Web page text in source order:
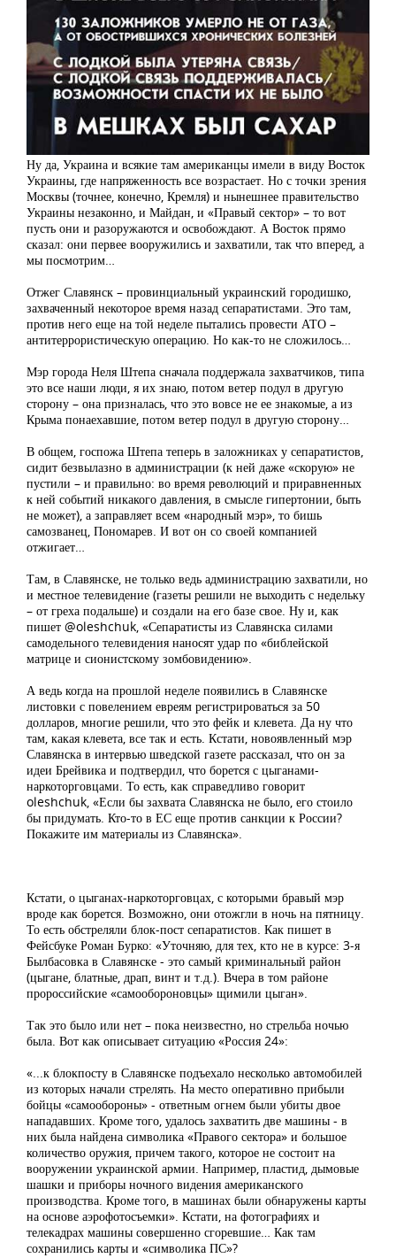
Ну да, Украина и всякие там американцы имели в виду Восток
Украины, где напряженность все возрастает. Но с точки зрения
Москвы (точнее, конечно, Кремля) и нынешнее правительство
Украины незаконно, и Майдан, и «Правый сектор» – то вот
пусть они и разоружаются и освобождают. А Восток прямо
сказал: они первее вооружились и захватили, так что вперед, а
мы посмотрим…
Отжег Славянск – провинциальный украинский городишко,
захваченный некоторое время назад сепаратистами. Это там,
против него еще на той неделе пытались провести АТО –
антитеррористическую операцию. Но как-то не сложилось…
Мэр города Неля Штепа сначала поддержала захватчиков, типа
это все наши люди, я их знаю, потом ветер подул в другую
сторону – она призналась, что это вовсе не ее знакомые, а из
Крыма понаехавшие, потом ветер подул в другую сторону…
В общем, госпожа Штепа теперь в заложниках у сепаратистов,
сидит безвылазно в администрации (к ней даже «скорую» не
пустили – и правильно: во время революций и приравненных
к ней событий никакого давления, в смысле гипертонии, быть
не может), а заправляет всем «народный мэр», то бишь
самозванец, Пономарев. И вот он со своей компанией
отжигает…
Там, в Славянске, не только ведь администрацию захватили, но
и местное телевидение (газеты решили не выходить с недельку
– от греха подальше) и создали на его базе свое. Ну и, как
пишет @oleshchuk, «Сепаратисты из Славянска силами
самодельного телевидения наносят удар по «библейской
матрице и сионистскому зомбовидению».
А ведь когда на прошлой неделе появились в Славянске
листовки с повелением евреям регистрироваться за 50
долларов, многие решили, что это фейк и клевета. Да ну что
там, какая клевета, все так и есть. Кстати, новоявленный мэр
Славянска в интервью шведской газете рассказал, что он за
идеи Брейвика и подтвердил, что борется с цыганами-
наркоторговцами. То есть, как справедливо говорит
oleshchuk, «Если бы захвата Славянска не было, его стоило
бы придумать. Кто-то в ЕС еще против санкции к России?
Покажите им материалы из Славянска».
Кстати, о цыганах-наркоторговцах, с которыми бравый мэр
вроде как борется. Возможно, они отожгли в ночь на пятницу.
То есть обстреляли блок-пост сепаратистов. Как пишет в
Фейсбуке Роман Бурко: «Уточняю, для тех, кто не в курсе: 3-я
Былбасовка в Славянске - это самый криминальный район
(цыгане, блатные, драп, винт и т.д.). Вчера в том районе
пророссийские «самообороновцы» щимили цыган».
Так это было или нет – пока неизвестно, но стрельба ночью
была. Вот как описывает ситуацию «Россия 24»:
«...к блокпосту в Славянске подъехало несколько автомобилей
из которых начали стрелять. На место оперативно прибыли
бойцы «самообороны» - ответным огнем были убиты двое
нападавших. Кроме того, удалось захватить две машины - в
них была найдена символика «Правого сектора» и большое
количество оружия, причем такого, которое не состоит на
вооружении украинской армии. Например, пластид, дымовые
шашки и приборы ночного видения американского
производства. Кроме того, в машинах были обнаружены карты
на основе аэрофотосъемки». Кстати, на фотографиях и
телекадрах машины совершенно сгоревшие… Как там
сохранились карты и «символика ПС»?